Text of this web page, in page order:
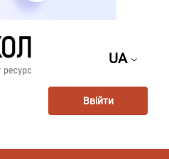
UA
Ввійти